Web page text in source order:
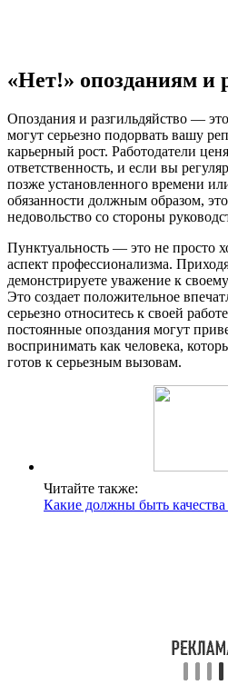
«Нет!» опозданиям и
Опоздания и разгильдяйство —
могут серьезно подорвать вашу
карьерный рост. Работодатели
ответственность, и если вы
позже установленного времени
обязанности должным образом,
недовольство со стороны
Пунктуальность — это не просто
аспект профессионализма.
демонстрируете уважение к
Это создает положительное
серьезно относитесь к своей
постоянные опоздания могут
воспринимать как человека,
готов к серьезным вызовам.
Читайте также:
Какие должны быть